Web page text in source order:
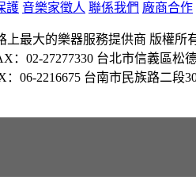
護 音樂家徵人 聯係我們 廠商合作
上最大的樂器服務提供商 版權所
：02-27277330 台北市信義區松
：06-2216675 台南市民族路二